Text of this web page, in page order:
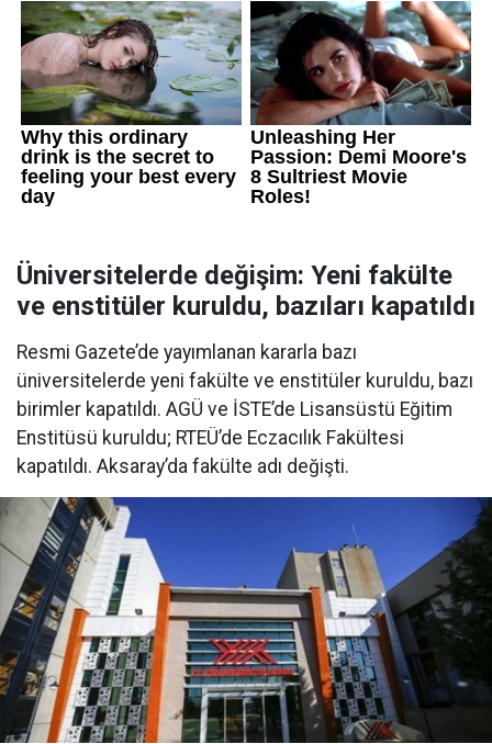
Üniversitelerde değişim: Yeni fakülte
ve enstitüler kuruldu, bazıları kapatıldı
Resmi Gazete’de yayımlanan kararla bazı
üniversitelerde yeni fakülte ve enstitüler kuruldu, bazı
birimler kapatıldı. AGÜ ve İSTE’de Lisansüstü Eğitim
Enstitüsü kuruldu; RTEÜ’de Eczacılık Fakültesi
kapatıldı. Aksaray’da fakülte adı değişti.